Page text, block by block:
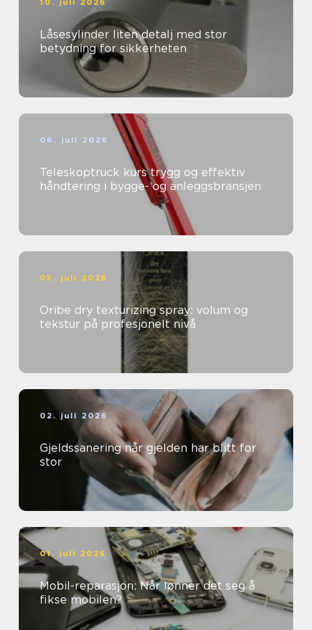
10. juli 2026
Låsesylinder liten detalj med stor
betydning for sikkerheten
06. juli 2026
Teleskoptruck kurs trygg og effektiv
håndtering i bygge- og anleggsbransjen
05. juli 2026
Oribe dry texturizing spray: volum og
tekstur på profesjonelt nivå
02. juli 2026
Gjeldssanering når gjelden har blitt for
stor
01. juli 2026
Mobil-reparasjon: Når lønner det seg å
fikse mobilen?